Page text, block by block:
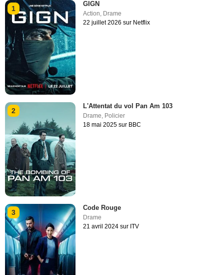
1
GIGN
Action, Drame
22 juillet 2026 sur Netflix
2
L'Attentat du vol Pan Am 103
Drame Policier
18 mai 2025 sur BBC
3
Code Rouge
Drame
21 avril 2024 sur ITV